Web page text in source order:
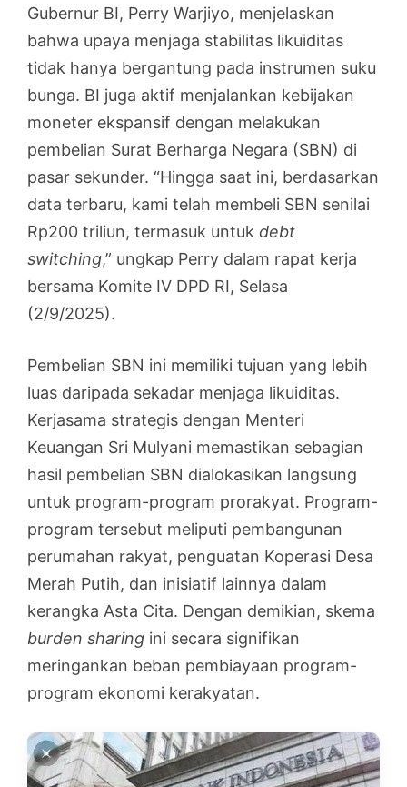
Gubernur BI, Perry Warjiyo, menjelaskan
bahwa upaya menjaga stabilitas likuiditas
tidak hanya bergantung pada instrumen suku
bunga. BI juga aktif menjalankan kebijakan
moneter ekspansif dengan melakukan
pembelian Surat Berharga Negara (SBN) di
pasar sekunder. “Hingga saat ini, berdasarkan
data terbaru, kami telah membeli SBN senilai
Rp200 triliun, termasuk untuk debt
switching,” ungkap Perry dalam rapat kerja
bersama Komite IV DPD RI, Selasa
(2/9/2025).
Pembelian SBN ini memiliki tujuan yang lebih
luas daripada sekadar menjaga likuiditas.
Kerjasama strategis dengan Menteri
Keuangan Sri Mulyani memastikan sebagian
hasil pembelian SBN dialokasikan langsung
untuk program-program prorakyat. Program-
program tersebut meliputi pembangunan
perumahan rakyat, penguatan Koperasi Desa
Merah Putih, dan inisiatif lainnya dalam
kerangka Asta Cita. Dengan demikian, skema
burden sharing ini secara signifikan
meringankan beban pembiayaan program-
program ekonomi kerakyatan.